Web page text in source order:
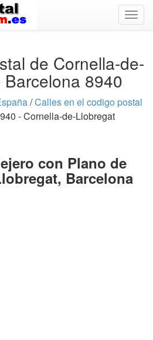
de Cornella-de-
8940
/Calles en el codigo postal
- Cornella-de-Llobregat
con Plano de
Barcelona